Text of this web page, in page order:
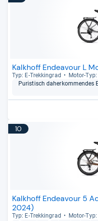
Kalkhoff Endeavour L
Typ: E-​Trek­kin­grad Motor-​
Puris­tisch daher­kom­men­des
10
Kalkhoff Endeavour 5
2024)
Typ: E-​Trek­kin­grad Motor-​